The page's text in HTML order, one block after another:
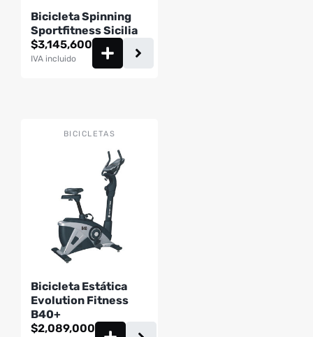
Bicicleta Spinning
Sportfitness Sicilia
$3,145,600
IVA incluido
BICICLETAS
Bicicleta Estática
Evolution Fitness
B40+
$2,089,000